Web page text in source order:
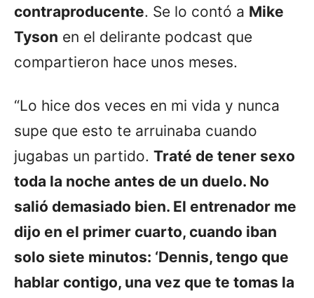
contraproducente. Se lo contó a Mike
Tyson en el delirante podcast que
compartieron hace unos meses.
“Lo hice dos veces en mi vida y nunca
supe que esto te arruinaba cuando
jugabas un partido. Traté de tener sexo
toda la noche antes de un duelo. No
salió demasiado bien. El entrenador me
dijo en el primer cuarto, cuando iban
solo siete minutos: ‘Dennis, tengo que
hablar contigo, una vez que te tomas la